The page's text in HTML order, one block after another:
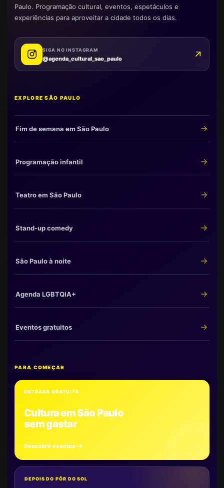
Paulo. Programação cultural, eventos, espetáculos e
experiências para aproveitar a cidade todos os dias.
SIGA NO INSTAGRAM
@agenda_cultural_sao_paulo
EXPLORE SÃO PAULO
Fim de semana em São Paulo
Programação infantil
Teatro em São Paulo
Stand-up comedy
São Paulo à noite
Agenda LGBTQIA+
Eventos gratuitos
PARA COMEÇAR
ENTRADA GRATUITA
Cultura em São Paulo
sem gastar
Descobrir eventos
DEPOIS DO PÔR DO SOL